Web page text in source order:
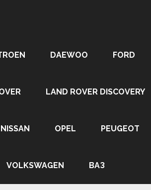
DAEWOO FORD
LAND ROVER DISCOVERY
NISSAN OPEL PEUGEOT
VOLKSWAGEN ВАЗ